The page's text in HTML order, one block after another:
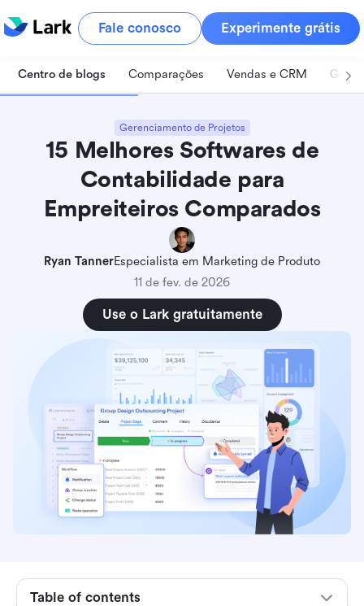
Fale conosco Experimente grátis
Centro de blogs Comparações Vendas e CRM
Gerenciamento de Projetos
15 Melhores Softwares de
Contabilidade para
Empreiteiros Comparados
Ryan TannerEspecialista em Marketing de Produto
11 de fev. de 2026
Use o Lark gratuitamente
Table of contents
contabilidade de prestador de serviço